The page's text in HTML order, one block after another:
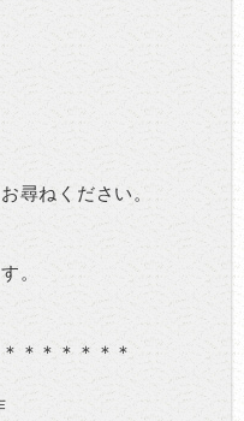
尋ねください。
。
＊＊＊＊＊＊